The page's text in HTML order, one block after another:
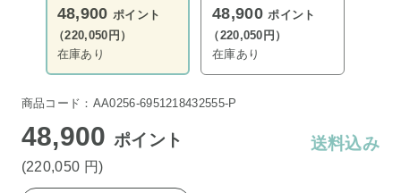
48,900ポイント
（220,050円）
在庫あり
48,900ポイント
（220,050円）
在庫あり
商品コード：AA0256-6951218432555-P
48,900ポイント
(220,050 円)
送料込み